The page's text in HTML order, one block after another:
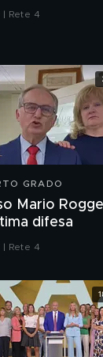
| Rete 4
GRADO
Mario
difesa
| Rete 4